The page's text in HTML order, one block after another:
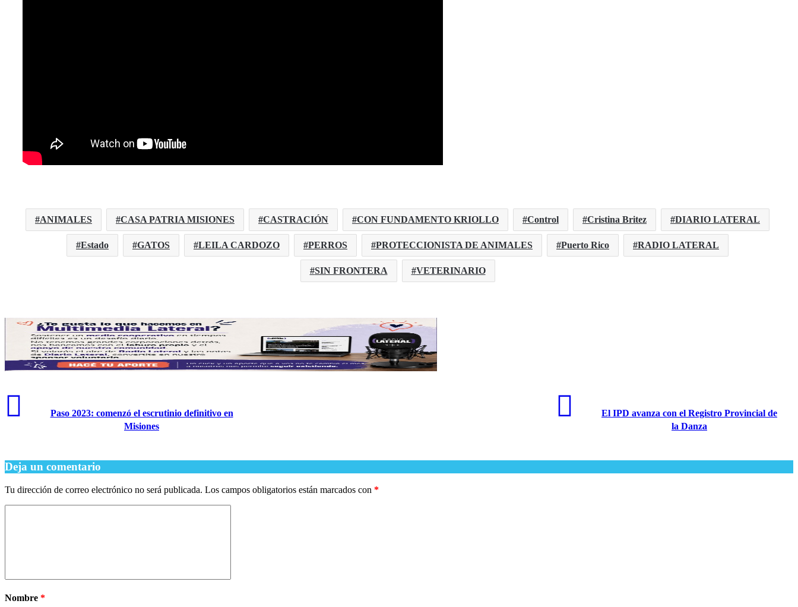
ANIMALES CASA PATRIA MISIONES CASTRACIÓN CON FUNDAMENTO KRIOLLO Control Cristina Britez DIARIO LATERAL
Estado GATOS LEILA CARDOZO PERROS PROTECCIONISTA DE ANIMALES Puerto Rico RADIO LATERAL
SIN FRONTERA VETERINARIO
Paso 2023: comenzó el escrutinio definitivo en
Misiones
El IPD avanza con el Registro Provincial de
la Danza
Deja un comentario
Tu dirección de correo electrónico no será publicada. Los campos obligatorios están marcados con *
Nombre *